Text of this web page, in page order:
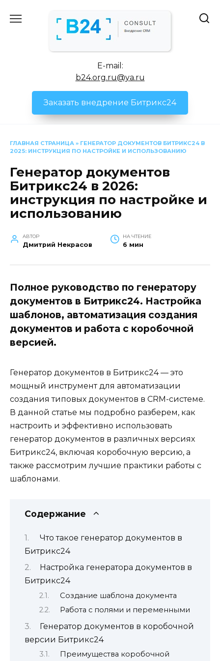
E-mail:
b24.org.ru@ya.ru
Заказать внедрение Битрикс24
ГЛАВНАЯ СТРАНИЦА » ГЕНЕРАТОР ДОКУМЕНТОВ БИТРИКС24 В
2025: ИНСТРУКЦИЯ ПО НАСТРОЙКЕ И ИСПОЛЬЗОВАНИЮ
Генератор документов
Битрикс24 в 2026:
инструкция по настройке и
использованию
АВТОР
Дмитрий Некрасов
НА ЧТЕНИЕ
6 мин
Полное руководство по генератору
документов в Битрикс24. Настройка
шаблонов, автоматизация создания
документов и работа с коробочной
версией.
Генератор документов в Битрикс24 — это
мощный инструмент для автоматизации
создания типовых документов в CRM-системе.
В данной статье мы подробно разберем, как
настроить и эффективно использовать
генератор документов в различных версиях
Битрикс24, включая коробочную версию, а
также рассмотрим лучшие практики работы с
шаблонами.
Содержание
Что такое генератор документов в
Битрикс24
Настройка генератора документов в
Битрикс24
Создание шаблона документа
Работа с полями и переменными
Генератор документов в коробочной
версии Битрикс24
Преимущества коробочной